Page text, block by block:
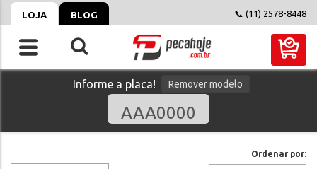
LOJA BLOG 📞 (11) 2578-8448
Informe a placa! Remover modelo
Ordenar por: